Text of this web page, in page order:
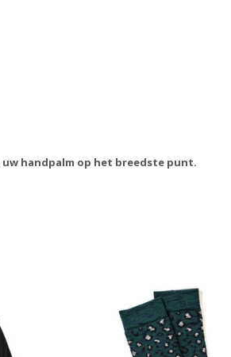
handpalm op het breedste punt.